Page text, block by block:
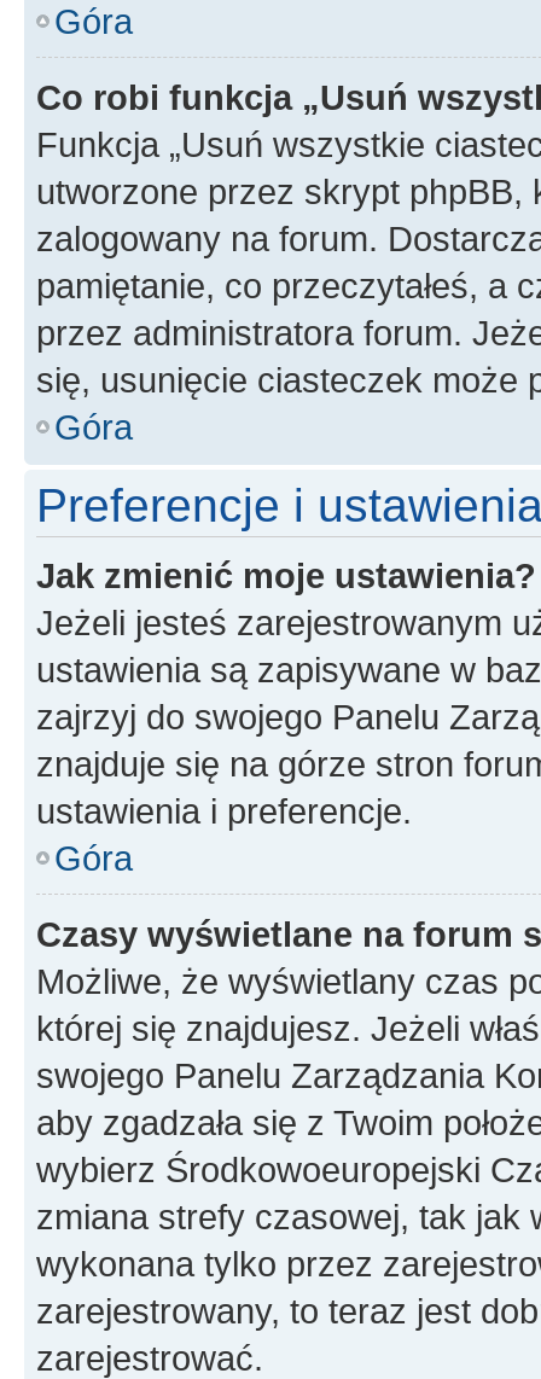
Góra
Co robi funkcja „Usuń
Funkcja „Usuń wszystkie
utworzone przez skrypt
zalogowany na forum.
pamiętanie, co przeczytałeś, a
przez administratora forum.
się, usunięcie ciasteczek może
Góra
Preferencje i
Jak zmienić moje ustawienia?
Jeżeli jesteś zarejestrowanym
ustawienia są zapisywane w
zajrzyj do swojego Panelu
znajduje się na górze stron
ustawienia i preferencje.
Góra
Czasy wyświetlane na forum
Możliwe, że wyświetlany czas
której się znajdujesz. Jeżeli
swojego Panelu Zarządzania
aby zgadzała się z Twoim
wybierz Środkowoeuropejski
zmiana strefy czasowej, tak jak
wykonana tylko przez
zarejestrowany, to teraz jest
zarejestrować.